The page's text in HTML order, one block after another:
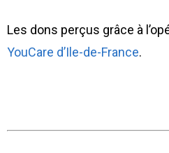
Les dons perçus grâce à
YouCare d’Ile-de-France.